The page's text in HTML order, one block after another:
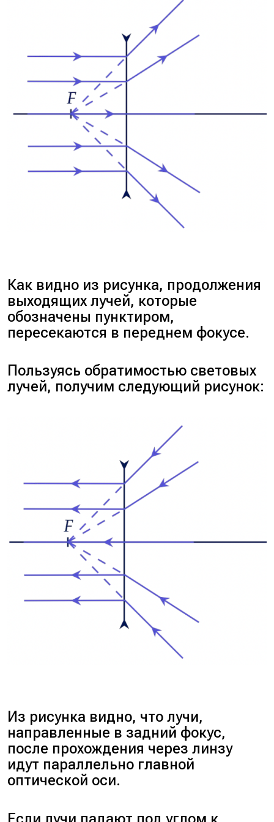
Как видно из рисунка, продолжения
выходящих лучей, которые
обозначены пунктиром,
пересекаются в переднем фокусе.
Пользуясь обратимостью световых
лучей, получим следующий рисунок:
Из рисунка видно, что лучи,
направленные в задний фокус,
после прохождения через линзу
идут параллельно главной
оптической оси.